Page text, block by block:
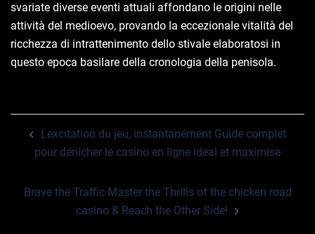
svariate diverse eventi attuali affondano le origini nelle
attività del medioevo, provando la eccezionale vitalità del
ricchezza di intrattenimento dello stivale elaboratosi in
questo epoca basilare della cronologia della penisola.
navigation
Lexcitation du jeu, instantanément Guide complet
pour dénicher le casino en ligne idéal et maximise
Brave the Traffic Master the Thrills of the chicken road
casino & Reach the Other Side!